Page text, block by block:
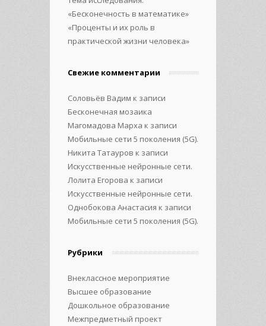
«Бесконечность в математике»
«Проценты и их роль в
практической жизни человека»
Свежие комментарии
Соловьёв Вадим к записи
Бесконечная мозаика
Магомадова Марха к записи
Мобильные сети 5 поколения (5G).
Никита Татауров к записи
Искусственные нейронные сети.
Лолита Егорова к записи
Искусственные нейронные сети.
Однобокова Анастасия к записи
Мобильные сети 5 поколения (5G).
Рубрики
Внеклассное мероприятие
Высшее образование
Дошкольное образование
Межпредметный проект